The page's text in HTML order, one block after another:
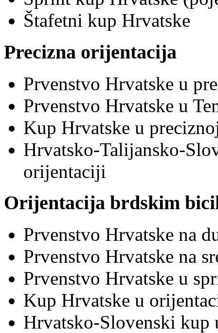
Štafetni kup Hrvatske
Precizna orijentacija
Prvenstvo Hrvatske u
Prvenstvo Hrvatske u
Kup Hrvatske u
Hrvatsko-Talijansko-
orijentaciji
Orijentacija brdskim
Prvenstvo Hrvatske na
Prvenstvo Hrvatske na
Prvenstvo Hrvatske u
Kup Hrvatske u
Hrvatsko-Slovenski